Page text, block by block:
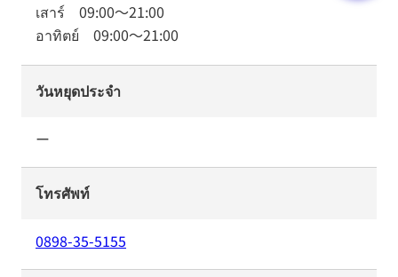
เสาร์ 09:00～21:00
อาทิตย์ 09:00～21:00
วันหยุดประจำ
ー
โทรศัพท์
0898-35-5155